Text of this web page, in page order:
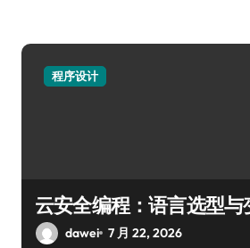
程序设计
云安全编程：语言选型
dawei 7 月 22, 2026